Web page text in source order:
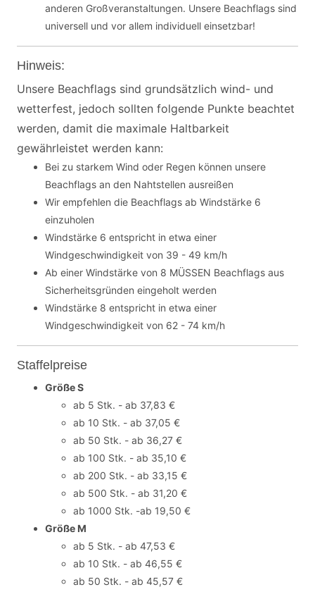
anderen Großveranstaltungen. Unsere Beachflags sind
universell und vor allem individuell einsetzbar!
Hinweis:
Unsere Beachflags sind grundsätzlich wind- und
wetterfest, jedoch sollten folgende Punkte beachtet
werden, damit die maximale Haltbarkeit
gewährleistet werden kann:
Bei zu starkem Wind oder Regen können unsere
Beachflags an den Nahtstellen ausreißen
Wir empfehlen die Beachflags ab Windstärke 6
einzuholen
Windstärke 6 entspricht in etwa einer
Windgeschwindigkeit von 39 - 49 km/h
Ab einer Windstärke von 8 MÜSSEN Beachflags aus
Sicherheitsgründen eingeholt werden
Windstärke 8 entspricht in etwa einer
Windgeschwindigkeit von 62 - 74 km/h
Staffelpreise
Größe S
ab 5 Stk. - ab 37,83 €
ab 10 Stk. - ab 37,05 €
ab 50 Stk. - ab 36,27 €
ab 100 Stk. - ab 35,10 €
ab 200 Stk. - ab 33,15 €
ab 500 Stk. - ab 31,20 €
ab 1000 Stk. -ab 19,50 €
Größe M
ab 5 Stk. - ab 47,53 €
ab 10 Stk. - ab 46,55 €
ab 50 Stk. - ab 45,57 €